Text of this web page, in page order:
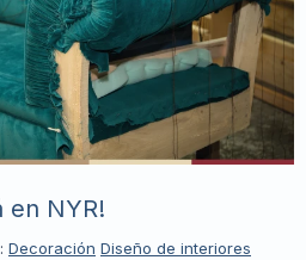
en NYR!
Decoración Diseño de interiores